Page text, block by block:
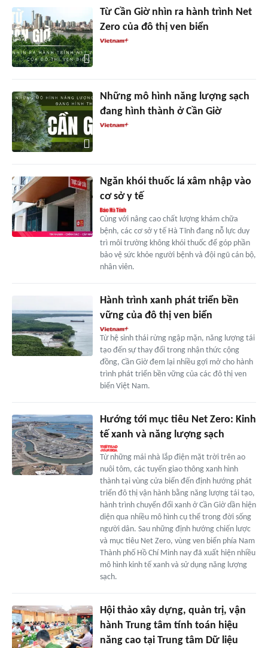
Từ Cần Giờ nhìn ra hành trình Net
Zero của đô thị ven biển
Những mô hình năng lượng sạch
đang hình thành ở Cần Giờ
Ngăn khói thuốc lá xâm nhập vào
cơ sở y tế
Cùng với nâng cao chất lượng khám chữa
bệnh, các cơ sở y tế Hà Tĩnh đang nỗ lực duy
trì môi trường không khói thuốc để góp phần
bảo vệ sức khỏe người bệnh và đội ngũ cán bộ,
nhân viên.
Hành trình xanh phát triển bền
vững của đô thị ven biển
Từ hệ sinh thái rừng ngập mặn, năng lượng tái
tạo đến sự thay đổi trong nhận thức cộng
đồng, Cần Giờ đem lại nhiều gợi mở cho hành
trình phát triển bền vững của các đô thị ven
biển Việt Nam.
Hướng tới mục tiêu Net Zero: Kinh
tế xanh và năng lượng sạch
Từ những mái nhà lắp điện mặt trời trên ao
nuôi tôm, các tuyến giao thông xanh hình
thành tại vùng cửa biển đến định hướng phát
triển đô thị vận hành bằng năng lượng tái tạo,
hành trình chuyển đổi xanh ở Cần Giờ dần hiện
diện qua nhiều mô hình cụ thể trong đời sống
người dân. Sau những định hướng chiến lược
và mục tiêu Net Zero, vùng ven biển phía Nam
Thành phố Hồ Chí Minh nay đã xuất hiện nhiều
mô hình kinh tế xanh và sử dụng năng lượng
sạch.
Hội thảo xây dựng, quản trị, vận
hành Trung tâm tính toán hiệu
năng cao tại Trung tâm Dữ liệu